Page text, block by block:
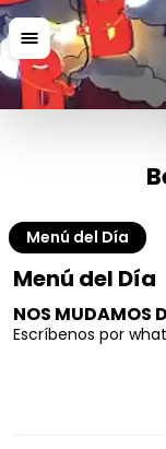
Menú del Día
Menú del Día
NOS MUDAMOS
Escríbenos por